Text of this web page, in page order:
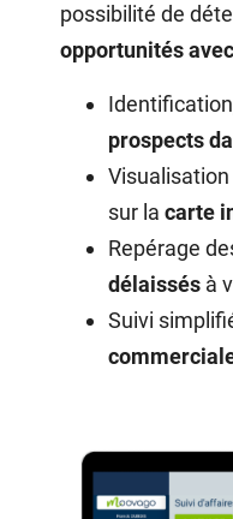
possibilité de
opportunités
prospects
sur la carte
Repérage
délaissésà
Suivi